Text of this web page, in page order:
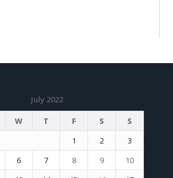
July 2022
W T F S
S
1
2
3
6 7 8 9
10